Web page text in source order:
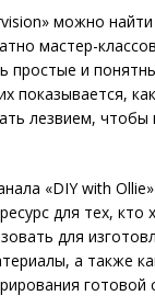
можно
мастер-
простые и
показывается,
лезвием, чтобы
«DIY with
для тех, кто
для
а также
готовой